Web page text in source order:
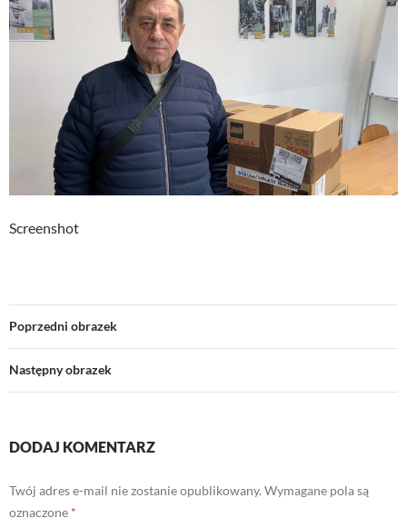
Screenshot
Poprzedni obrazek
Następny obrazek
DODAJ KOMENTARZ
Twój adres e-mail nie zostanie opublikowany. Wymagane pola są
oznaczone *